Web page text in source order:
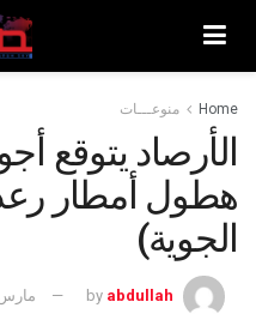
Home منوعـــات
الأرصاد يتوقع
هطول أمطار
الجوية)
by abdullah مارس 4, 2023